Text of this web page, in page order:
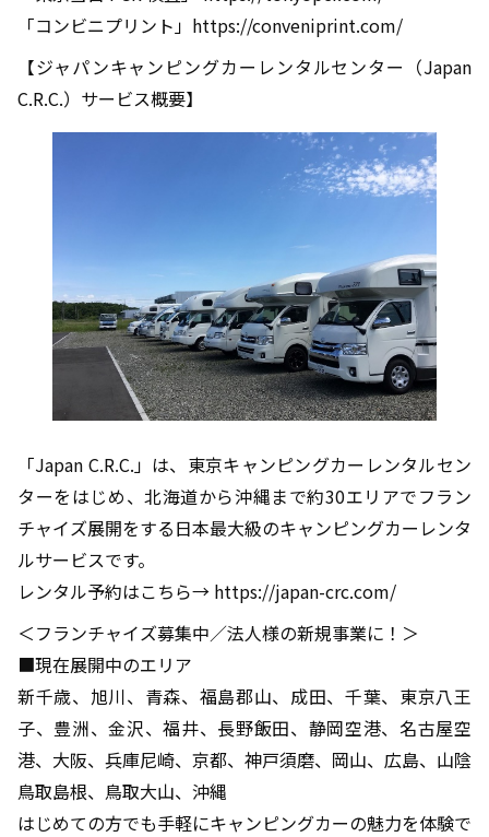
「コンビニプリント」https://conveniprint.com/
【ジャパンキャンピングカーレンタルセンター（Japan
C.R.C.）サービス概要】
「Japan C.R.C.」は、東京キャンピングカーレンタルセン
ターをはじめ、北海道から沖縄まで約30エリアでフラン
チャイズ展開をする日本最大級のキャンピングカーレンタ
ルサービスです。
レンタル予約はこちら→ https://japan-crc.com/
＜フランチャイズ募集中／法人様の新規事業に！＞
■現在展開中のエリア
新千歳、旭川、青森、福島郡山、成田、千葉、東京八王
子、豊洲、金沢、福井、長野飯田、静岡空港、名古屋空
港、大阪、兵庫尼崎、京都、神戸須磨、岡山、広島、山陰
鳥取島根、鳥取大山、沖縄
はじめての方でも手軽にキャンピングカーの魅力を体験で